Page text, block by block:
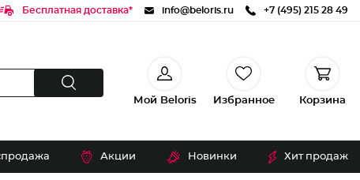
Бесплатная доставка* info@beloris.ru +7 (495) 215 28 49
Мой Beloris Избранное Корзина
Акции Новинки Хит продаж